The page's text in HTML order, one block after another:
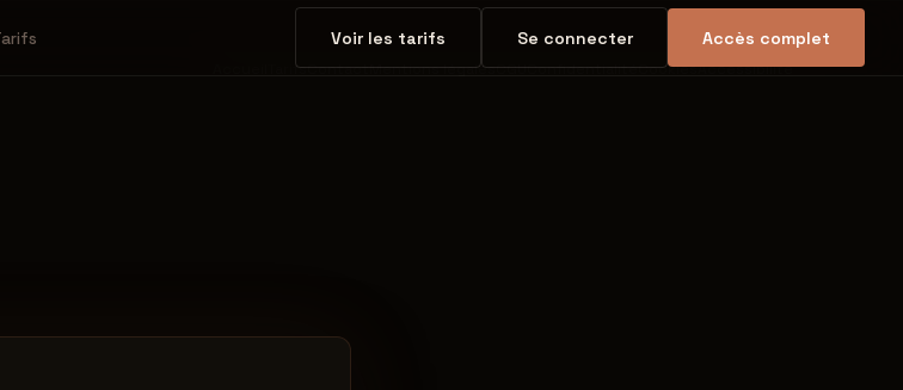
Voir les tarifs Se connecter Accès complet
TarifsContactMentions légalesCGUConfidentialitéCookiesAccessibilité